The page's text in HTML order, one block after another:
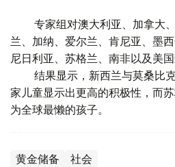
专家组对澳大利亚、加拿大、
兰、加纳、爱尔兰、肯尼亚、墨
尼日利亚、苏格兰、南非以及美国
结果显示，新西兰与莫桑比克
家儿童显示出更高的积极性，而
为全球最懒的孩子。
黄金储备 社会